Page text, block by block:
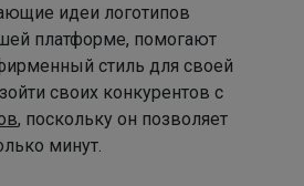
идеи логотипов
платформе, помогают
стиль для своей
своих конкурентов с
, поскольку он позволяет
минут.